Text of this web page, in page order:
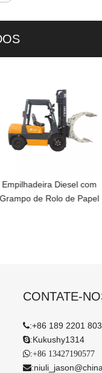
Empilhadeira Diesel com
Grampo de Rolo de Papel
CONTATE-
:+86 189 2201
:Kukushy1314
:+86 13427190577
: